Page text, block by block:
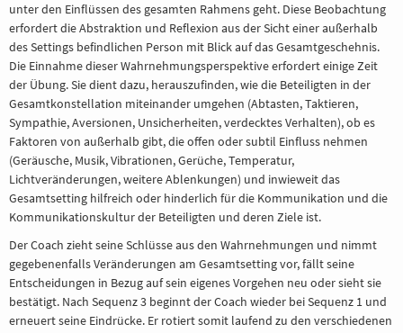
unter den Einflüssen des gesamten Rahmens geht. Diese Beobachtung
erfordert die Abstraktion und Reflexion aus der Sicht einer außerhalb
des Settings befindlichen Person mit Blick auf das Gesamtgeschehnis.
Die Einnahme dieser Wahrnehmungsperspektive erfordert einige Zeit
der Übung. Sie dient dazu, herauszufinden, wie die Beteiligten in der
Gesamtkonstellation miteinander umgehen (Abtasten, Taktieren,
Sympathie, Aversionen, Unsicherheiten, verdecktes Verhalten), ob es
Faktoren von außerhalb gibt, die offen oder subtil Einfluss nehmen
(Geräusche, Musik, Vibrationen, Gerüche, Temperatur,
Lichtveränderungen, weitere Ablenkungen) und inwieweit das
Gesamtsetting hilfreich oder hinderlich für die Kommunikation und die
Kommunikationskultur der Beteiligten und deren Ziele ist.
Der Coach zieht seine Schlüsse aus den Wahrnehmungen und nimmt
gegebenenfalls Veränderungen am Gesamtsetting vor, fällt seine
Entscheidungen in Bezug auf sein eigenes Vorgehen neu oder sieht sie
bestätigt. Nach Sequenz 3 beginnt der Coach wieder bei Sequenz 1 und
erneuert seine Eindrücke. Er rotiert somit laufend zu den verschiedenen